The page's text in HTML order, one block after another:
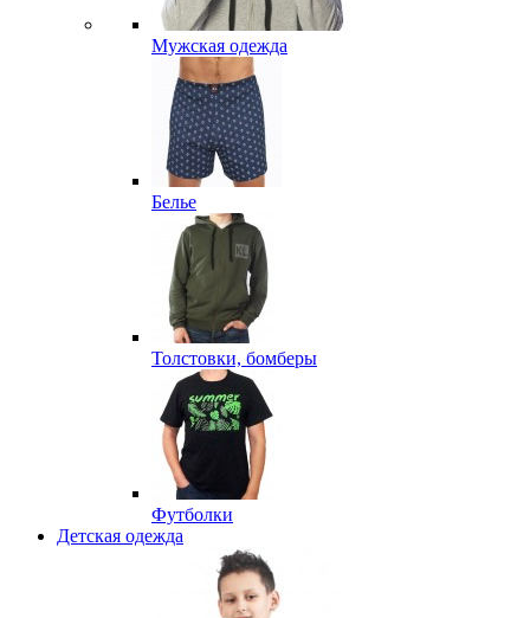
Мужская одежда
Белье
Толстовки, бомберы
Футболки
Детская одежда